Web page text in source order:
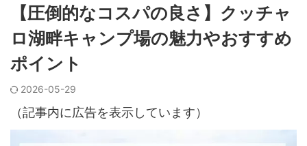
【圧倒的なコスパの良さ】クッチャ
ロ湖畔キャンプ場の魅力やおすすめ
ポイント
2026-05-29
（記事内に広告を表示しています）